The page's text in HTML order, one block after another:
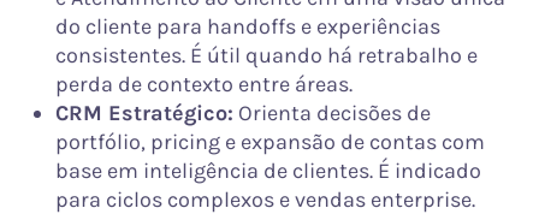
do cliente para handoffs e experiências
consistentes. É útil quando há retrabalho e
perda de contexto entre áreas.
CRM Estratégico: Orienta decisões de
portfólio, pricing e expansão de contas com
base em inteligência de clientes. É indicado
para ciclos complexos e vendas enterprise.